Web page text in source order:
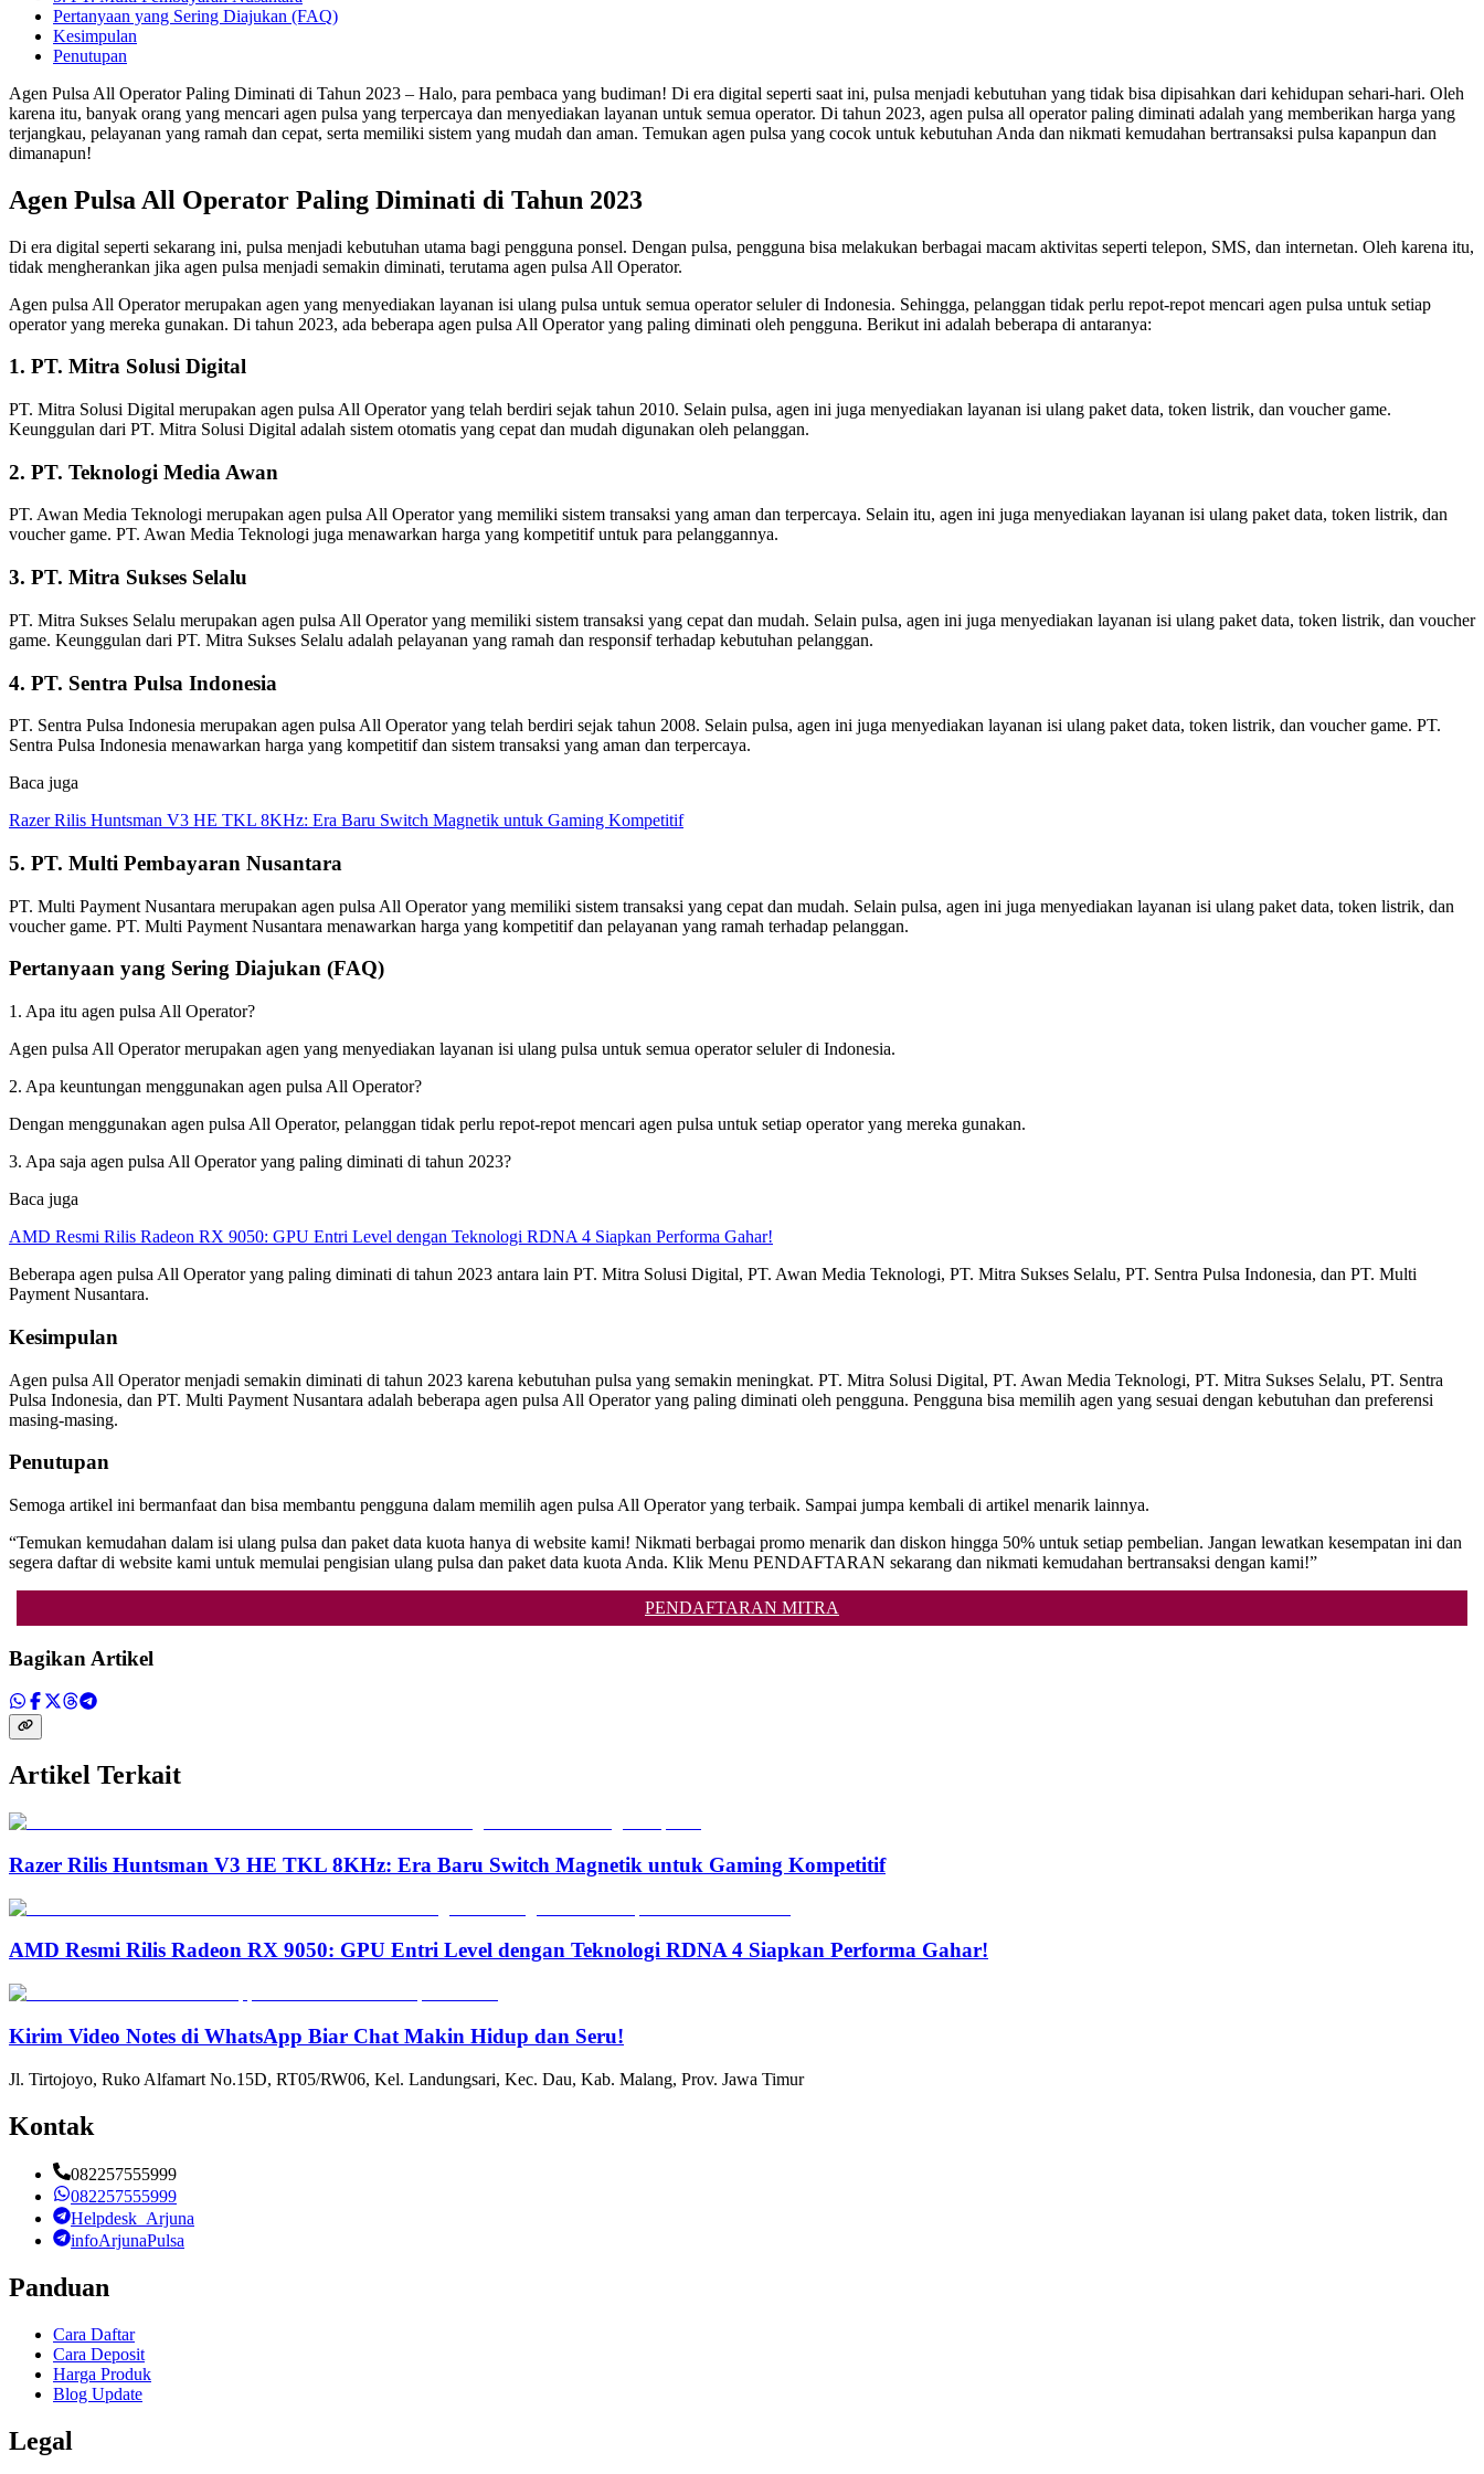
Pertanyaan yang Sering Diajukan (FAQ)
Kesimpulan
Penutupan
Agen Pulsa All Operator Paling Diminati di Tahun 2023 – Halo, para pembaca yang budiman! Di era digital seperti saat ini, pulsa menjadi kebutuhan yang tidak bisa dipisahkan dari kehidupan sehari-hari. Oleh
karena itu, banyak orang yang mencari agen pulsa yang terpercaya dan menyediakan layanan untuk semua operator. Di tahun 2023, agen pulsa all operator paling diminati adalah yang memberikan harga yang
terjangkau, pelayanan yang ramah dan cepat, serta memiliki sistem yang mudah dan aman. Temukan agen pulsa yang cocok untuk kebutuhan Anda dan nikmati kemudahan bertransaksi pulsa kapanpun dan
dimanapun!
Agen Pulsa All Operator Paling Diminati di Tahun 2023
Di era digital seperti sekarang ini, pulsa menjadi kebutuhan utama bagi pengguna ponsel. Dengan pulsa, pengguna bisa melakukan berbagai macam aktivitas seperti telepon, SMS, dan internetan. Oleh karena itu,
tidak mengherankan jika agen pulsa menjadi semakin diminati, terutama agen pulsa All Operator.
Agen pulsa All Operator merupakan agen yang menyediakan layanan isi ulang pulsa untuk semua operator seluler di Indonesia. Sehingga, pelanggan tidak perlu repot-repot mencari agen pulsa untuk setiap
operator yang mereka gunakan. Di tahun 2023, ada beberapa agen pulsa All Operator yang paling diminati oleh pengguna. Berikut ini adalah beberapa di antaranya:
1. PT. Mitra Solusi Digital
PT. Mitra Solusi Digital merupakan agen pulsa All Operator yang telah berdiri sejak tahun 2010. Selain pulsa, agen ini juga menyediakan layanan isi ulang paket data, token listrik, dan voucher game.
Keunggulan dari PT. Mitra Solusi Digital adalah sistem otomatis yang cepat dan mudah digunakan oleh pelanggan.
2. PT. Teknologi Media Awan
PT. Awan Media Teknologi merupakan agen pulsa All Operator yang memiliki sistem transaksi yang aman dan terpercaya. Selain itu, agen ini juga menyediakan layanan isi ulang paket data, token listrik, dan
voucher game. PT. Awan Media Teknologi juga menawarkan harga yang kompetitif untuk para pelanggannya.
3. PT. Mitra Sukses Selalu
PT. Mitra Sukses Selalu merupakan agen pulsa All Operator yang memiliki sistem transaksi yang cepat dan mudah. Selain pulsa, agen ini juga menyediakan layanan isi ulang paket data, token listrik, dan voucher
game. Keunggulan dari PT. Mitra Sukses Selalu adalah pelayanan yang ramah dan responsif terhadap kebutuhan pelanggan.
4. PT. Sentra Pulsa Indonesia
PT. Sentra Pulsa Indonesia merupakan agen pulsa All Operator yang telah berdiri sejak tahun 2008. Selain pulsa, agen ini juga menyediakan layanan isi ulang paket data, token listrik, dan voucher game. PT.
Sentra Pulsa Indonesia menawarkan harga yang kompetitif dan sistem transaksi yang aman dan terpercaya.
Baca juga
Razer Rilis Huntsman V3 HE TKL 8KHz: Era Baru Switch Magnetik untuk Gaming Kompetitif
5. PT. Multi Pembayaran Nusantara
PT. Multi Payment Nusantara merupakan agen pulsa All Operator yang memiliki sistem transaksi yang cepat dan mudah. Selain pulsa, agen ini juga menyediakan layanan isi ulang paket data, token listrik, dan
voucher game. PT. Multi Payment Nusantara menawarkan harga yang kompetitif dan pelayanan yang ramah terhadap pelanggan.
Pertanyaan yang Sering Diajukan (FAQ)
1. Apa itu agen pulsa All Operator?
Agen pulsa All Operator merupakan agen yang menyediakan layanan isi ulang pulsa untuk semua operator seluler di Indonesia.
2. Apa keuntungan menggunakan agen pulsa All Operator?
Dengan menggunakan agen pulsa All Operator, pelanggan tidak perlu repot-repot mencari agen pulsa untuk setiap operator yang mereka gunakan.
3. Apa saja agen pulsa All Operator yang paling diminati di tahun 2023?
Baca juga
AMD Resmi Rilis Radeon RX 9050: GPU Entri Level dengan Teknologi RDNA 4 Siapkan Performa Gahar!
Beberapa agen pulsa All Operator yang paling diminati di tahun 2023 antara lain PT. Mitra Solusi Digital, PT. Awan Media Teknologi, PT. Mitra Sukses Selalu, PT. Sentra Pulsa Indonesia, dan PT. Multi
Payment Nusantara.
Kesimpulan
Agen pulsa All Operator menjadi semakin diminati di tahun 2023 karena kebutuhan pulsa yang semakin meningkat. PT. Mitra Solusi Digital, PT. Awan Media Teknologi, PT. Mitra Sukses Selalu, PT. Sentra
Pulsa Indonesia, dan PT. Multi Payment Nusantara adalah beberapa agen pulsa All Operator yang paling diminati oleh pengguna. Pengguna bisa memilih agen yang sesuai dengan kebutuhan dan preferensi
masing-masing.
Penutupan
Semoga artikel ini bermanfaat dan bisa membantu pengguna dalam memilih agen pulsa All Operator yang terbaik. Sampai jumpa kembali di artikel menarik lainnya.
“Temukan kemudahan dalam isi ulang pulsa dan paket data kuota hanya di website kami! Nikmati berbagai promo menarik dan diskon hingga 50% untuk setiap pembelian. Jangan lewatkan kesempatan ini dan
segera daftar di website kami untuk memulai pengisian ulang pulsa dan paket data kuota Anda. Klik Menu PENDAFTARAN sekarang dan nikmati kemudahan bertransaksi dengan kami!”
PENDAFTARAN MITRA
Bagikan Artikel
Artikel Terkait
Razer Rilis Huntsman V3 HE TKL 8KHz: Era Baru Switch Magnetik untuk Gaming Kompetitif
AMD Resmi Rilis Radeon RX 9050: GPU Entri Level dengan Teknologi RDNA 4 Siapkan Performa Gahar!
Kirim Video Notes di WhatsApp Biar Chat Makin Hidup dan Seru!
Jl. Tirtojoyo, Ruko Alfamart No.15D, RT05/RW06, Kel. Landungsari, Kec. Dau, Kab. Malang, Prov. Jawa Timur
Kontak
082257555999
082257555999
Helpdesk_Arjuna
infoArjunaPulsa
Panduan
Cara Daftar
Cara Deposit
Harga Produk
Blog Update
Legal